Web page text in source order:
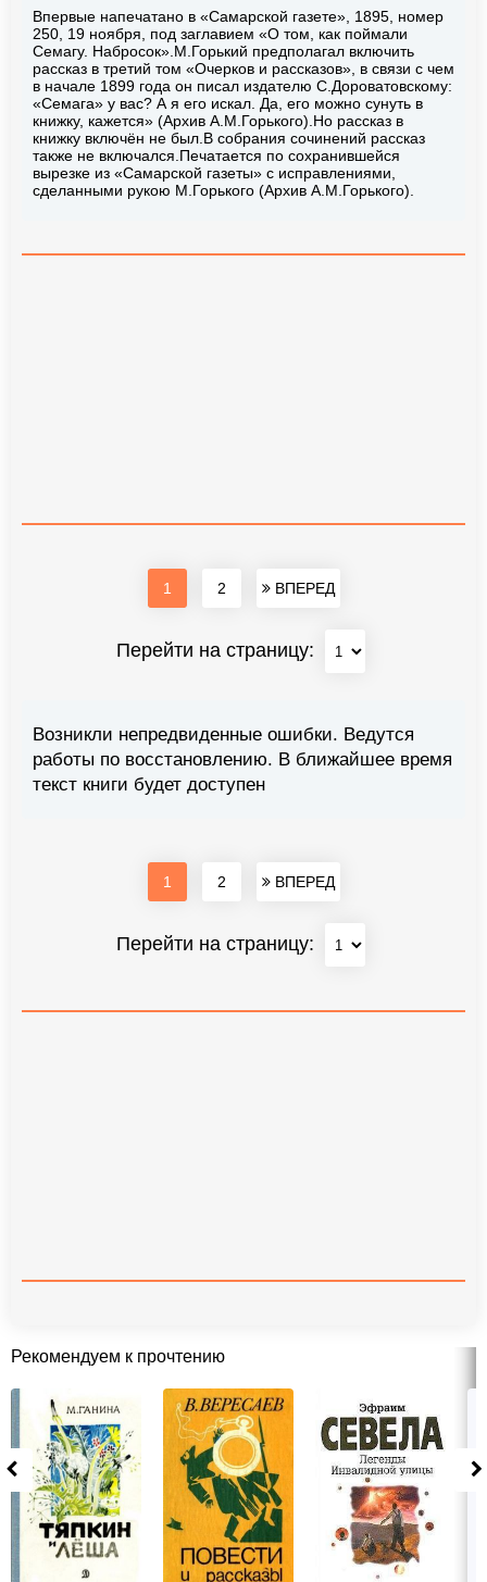
Впервые напечатано в «Самарской газете», 1895, номер
250, 19 ноября, под заглавием «О том, как поймали
Семагу. Набросок».М.Горький предполагал включить
рассказ в третий том «Очерков и рассказов», в связи с чем
в начале 1899 года он писал издателю С.Дороватовскому:
«Семага» у вас? А я его искал. Да, его можно сунуть в
книжку, кажется» (Архив А.М.Горького).Но рассказ в
книжку включён не был.В собрания сочинений рассказ
также не включался.Печатается по сохранившейся
вырезке из «Самарской газеты» с исправлениями,
сделанными рукою М.Горького (Архив А.М.Горького).
1 2 ВПЕРЕД
Перейти на страницу:
Возникли непредвиденные ошибки. Ведутся
работы по восстановлению. В ближайшее время
текст книги будет доступен
1 2 ВПЕРЕД
Перейти на страницу:
Рекомендуем к прочтению